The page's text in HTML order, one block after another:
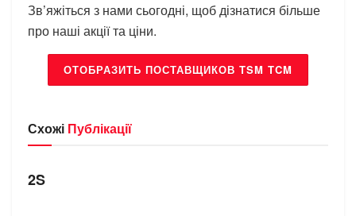
Зв’яжіться з нами сьогодні, щоб дізнатися більше
про наші акції та ціни.
ОТОБРАЗИТЬ ПОСТАВЩИКОВ TSM TCM
Схожі Публікації
БРЕНДИ
2S